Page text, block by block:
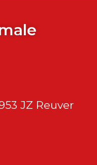
JZ Reuver